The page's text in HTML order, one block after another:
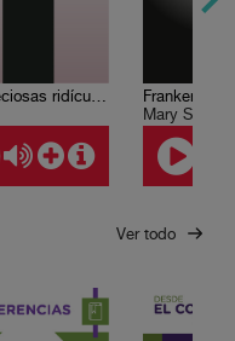
Las preciosas ridículas
Frankenstein
Mary Shelley
Ver todo